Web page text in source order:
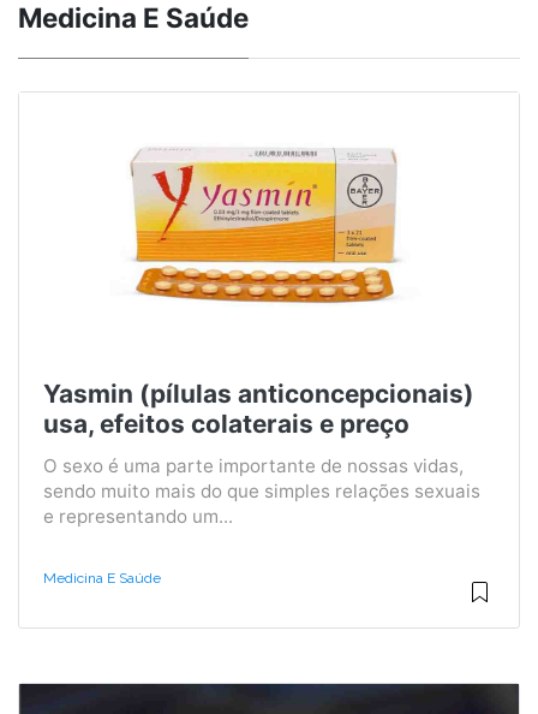
Medicina E Saúde
Yasmin (pílulas anticoncepcionais)
usa, efeitos colaterais e preço
O sexo é uma parte importante de nossas vidas,
sendo muito mais do que simples relações sexuais
e representando um...
Medicina E Saúde